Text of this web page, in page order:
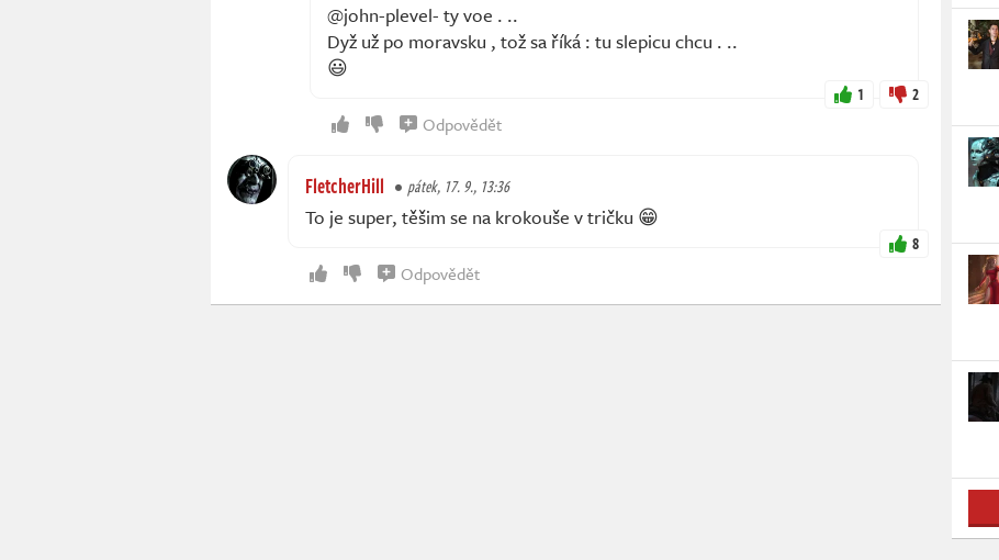
@john-plevel- ty voe . ..
Dyž už po moravsku , tož sa říká : tu slepicu chcu . ..
😃
1 2
Odpovědět
FletcherHill pátek, 17. 9., 13:36
To je super, těšim se na krokouše v tričku 😁
8
Odpovědět